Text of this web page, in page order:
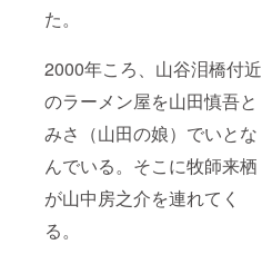
た。
2000年ころ、山谷泪橋付近
のラーメン屋を山田慎吾と
みさ（山田の娘）でいとな
んでいる。そこに牧師来栖
が山中房之介を連れてく
る。